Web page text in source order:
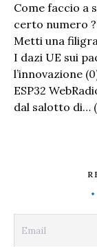
Come faccio a
certo numero ?
Metti una
I dazi UE sui
l’innovazione
ESP32
dal salotto di…